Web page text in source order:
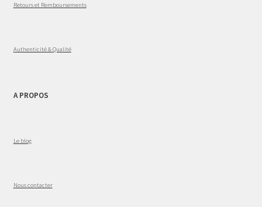
Retours et Remboursements
Authenticité & Qualité
A PROPOS
Le blog
Nous contacter